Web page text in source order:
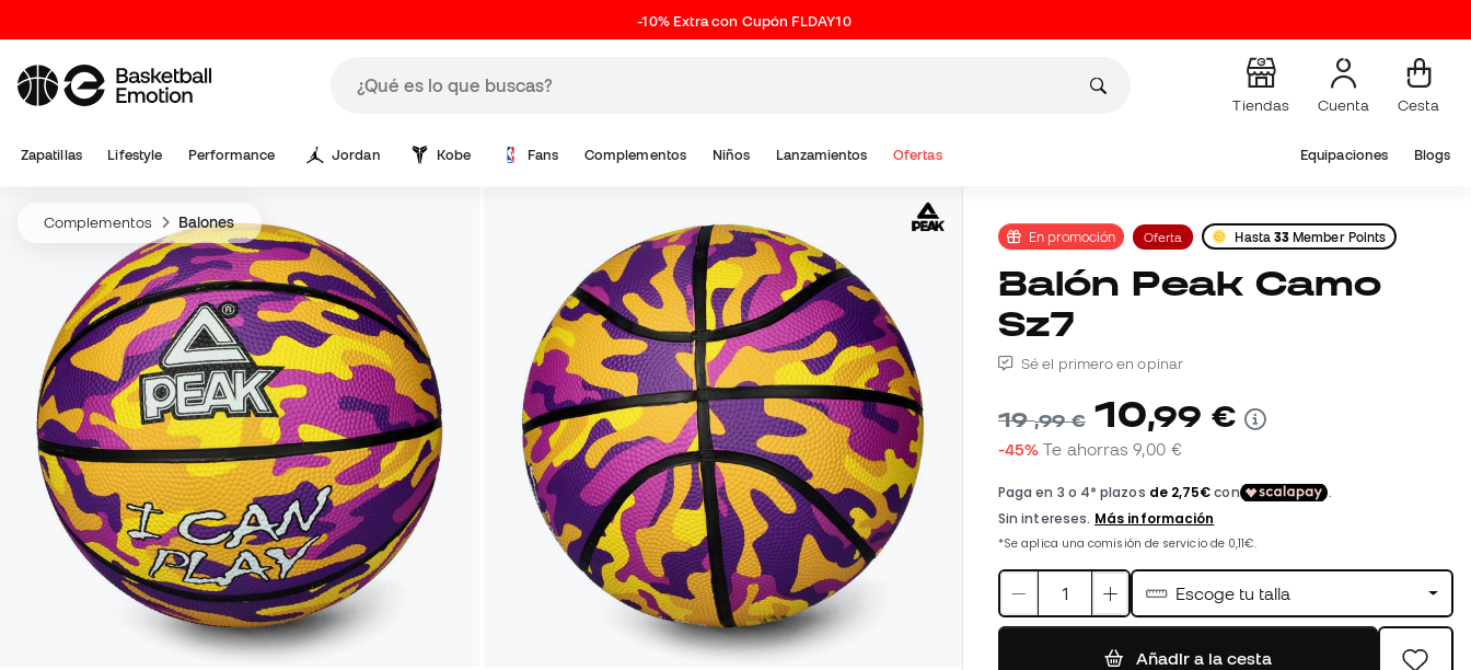
-10% Extra con Cupón FLDAY10
Tiendas Cuenta Cesta
Zapatillas Lifestyle Performance Jordan Kobe Fans Complementos Niños Lanzamientos Ofertas Equipaciones Blogs
Complementos Balones
En promoción Oferta Hasta 33 Member Points
Balón Peak Camo
Sz7
Sé el primero en opinar
19,99 € 10,99 €
-45% Te ahorras9,00 €
Escoge tu talla
Añadir a la cesta